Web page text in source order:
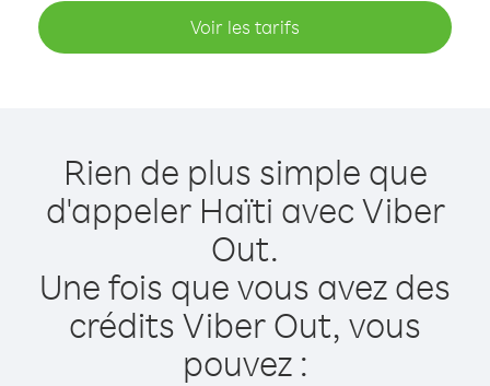
Voir les tarifs
Rien de plus simple que
d'appeler Haïti avec Viber
Out.
Une fois que vous avez des
crédits Viber Out, vous
pouvez :